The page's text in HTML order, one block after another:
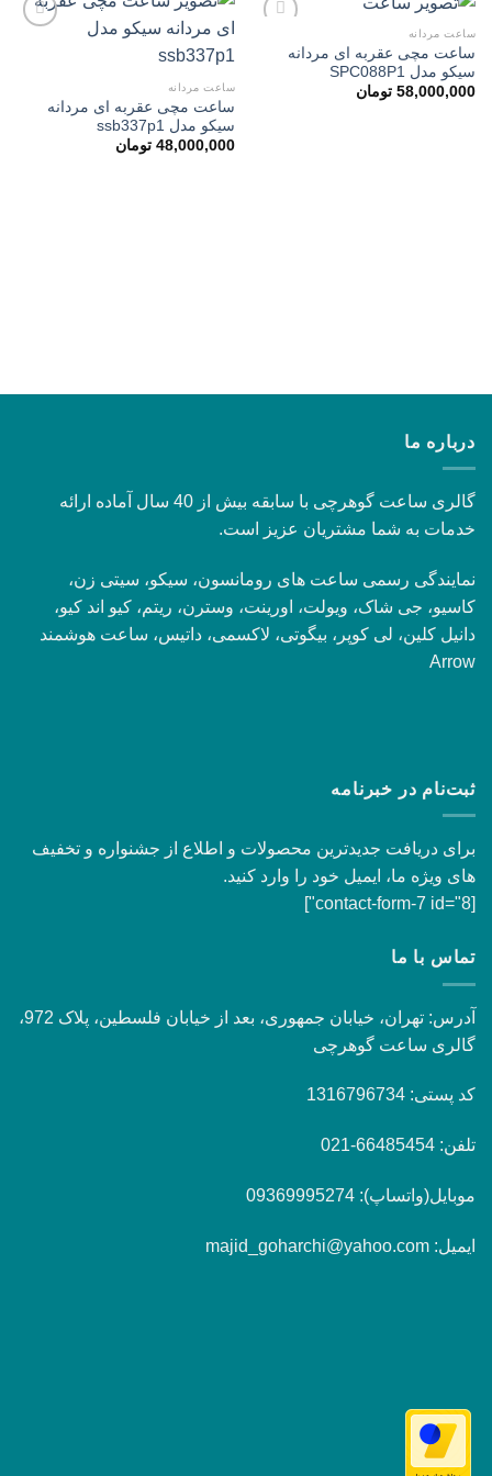
ساعت مردانه
ساعت مچی عقربه ای مردانه
سیکو مدل SPC088P1
58,000,000 تومان ساعت مردانه
ساعت مچی عقربه ای مردانه
سیکو مدل ssb337p1
48,000,000 تومان
درباره ما
گالری ساعت گوهرچی با سابقه بیش از 40 سال آماده ارائه
خدمات به شما مشتریان عزیز است.
نمایندگی رسمی ساعت های رومانسون، سیکو، سیتی زن،
کاسیو، جی شاک، ویولت، اورینت، وسترن، ریتم، کیو اند کیو،
دانیل کلین، لی کوپر، بیگوتی، لاکسمی، داتیس، ساعت هوشمند
Arrow
ثبت‌نام در خبرنامه
برای دریافت جدیدترین محصولات و اطلاع از جشنواره و تخفیف
های ویژه ما، ایمیل خود را وارد کنید.
[contact-form-7 id="8"]
تماس با ما
آدرس: تهران، خیابان جمهوری، بعد از خیابان فلسطین، پلاک 972،
گالری ساعت گوهرچی
کد پستی: 1316796734
تلفن: 66485454-021
موبایل(واتساپ): 09369995274
ایمیل: majid_goharchi@yahoo.com